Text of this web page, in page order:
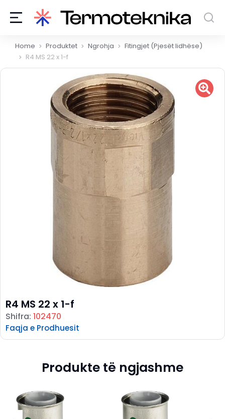
You are here:
Home Produktet Ngrohja
Fitingjet (Pjesët lidhëse)
R4 MS 22 x 1-f
R4 MS 22 x 1-f
Shifra: 102470
Faqja e Prodhuesit
Produkte të ngjashme